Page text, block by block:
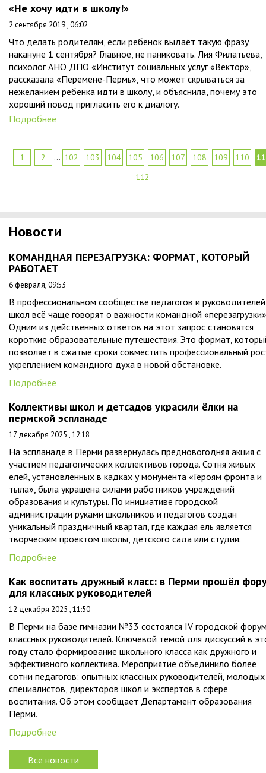
«Не хочу идти в школу!»
2 сентября 2019 , 06:02
Что делать родителям, если ребёнок выдаёт такую фразу
накануне 1 сентября? Главное, не паниковать. Лия Филатьева,
психолог АНО ДПО «Институт социальных услуг «Вектор»,
рассказала «Перемене-Пермь», что может скрываться за
нежеланием ребёнка идти в школу, и объяснила, почему это
хороший повод пригласить его к диалогу.
Подробнее
1 2 ... 102 103 104 105 106 107 108 109 110
112
Новости
КОМАНДНАЯ ПЕРЕЗАГРУЗКА: ФОРМАТ, КОТОРЫЙ
РАБОТАЕТ
6 февраля, 09:53
В профессиональном сообществе педагогов и руководителей
школ всё чаще говорят о важности командной
Одним из действенных ответов на этот запрос становятся
короткие образовательные путешествия. Это формат,
позволяет в сжатые сроки совместить профессиональный
укреплением командного духа в новой обстановке.
Подробнее
Коллективы школ и детсадов украсили ёлки на
пермской эспланаде
17 декабря 2025 , 12:18
На эспланаде в Перми развернулась предновогодняя акция с
участием педагогических коллективов города. Сотня живых
елей, установленных в кадках у монумента «Героям фронта и
тыла», была украшена силами работников учреждений
образования и культуры. По инициативе городской
администрации руками школьников и педагогов создан
уникальный праздничный квартал, где каждая ель является
творческим проектом школы, детского сада или студии.
Подробнее
Как воспитать дружный класс: в Перми прошёл
для классных руководителей
12 декабря 2025 , 11:50
В Перми на базе гимназии №33 состоялся IV городской
классных руководителей. Ключевой темой для дискуссий в
году стало формирование школьного класса как дружного и
эффективного коллектива. Мероприятие объединило более
сотни педагогов: опытных классных руководителей, молодых
специалистов, директоров школ и экспертов в сфере
воспитания. Об этом сообщает Департамент образования
Перми.
Подробнее
Все новости